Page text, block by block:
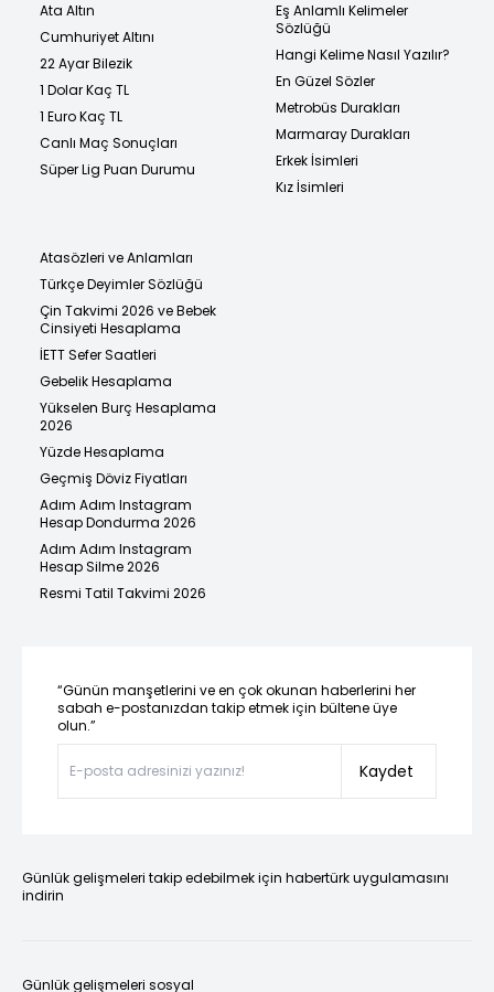
Ata Altın
Cumhuriyet Altını
22 Ayar Bilezik
1 Dolar Kaç TL
1 Euro Kaç TL
Canlı Maç Sonuçları
Süper Lig Puan Durumu
Eş Anlamlı Kelimeler
Sözlüğü
Hangi Kelime Nasıl Yazılır?
En Güzel Sözler
Metrobüs Durakları
Marmaray Durakları
Erkek İsimleri
Kız İsimleri
Atasözleri ve Anlamları
Türkçe Deyimler Sözlüğü
Çin Takvimi 2026 ve Bebek
Cinsiyeti Hesaplama
İETT Sefer Saatleri
Gebelik Hesaplama
Yükselen Burç Hesaplama
2026
Yüzde Hesaplama
Geçmiş Döviz Fiyatları
Adım Adım Instagram
Hesap Dondurma 2026
Adım Adım Instagram
Hesap Silme 2026
Resmi Tatil Takvimi 2026
“Günün manşetlerini ve en çok okunan haberlerini her
sabah e-postanızdan takip etmek için bültene üye
olun.”
Kaydet
Günlük gelişmeleri takip edebilmek için habertürk uygulamasını
indirin
Günlük gelişmeleri sosyal